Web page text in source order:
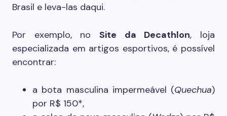
Brasil e leva-las daqui.
Por exemplo, no Site da Decathlon, loja
especializada em artigos esportivos, é possível
encontrar:
a bota masculina impermeável (Quechua)
por R$ 150*,